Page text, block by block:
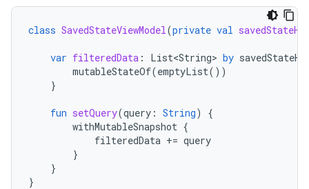
class SavedStateViewModel(private val
var filteredData : List<String> by
mutableStateOf(emptyList())
}
fun setQuery(query : String)
{
withMutableSnapshot {
filteredData += query
}
}
}